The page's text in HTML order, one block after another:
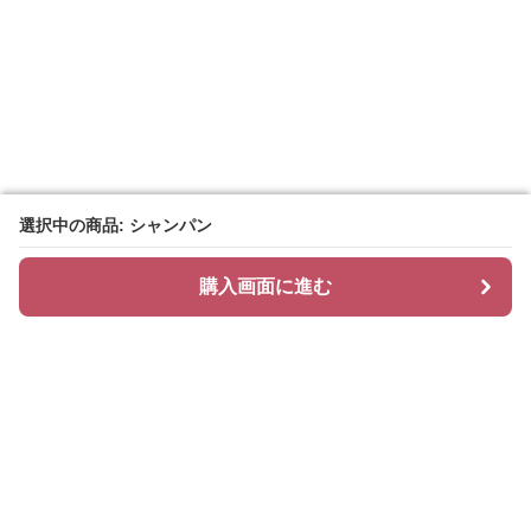
選択中の商品: シャンパン
購入画面に進む
選択中の商品: シャンパン
購入画面に進む